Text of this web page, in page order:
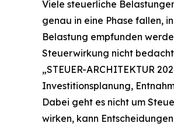
Viele steuerliche
genau in eine Phase fallen,
Belastung empfunden
Steuerwirkung nicht
„STEUER-ARCHITEKTUR
Investitionsplanung,
Dabei geht es nicht um
wirken, kann